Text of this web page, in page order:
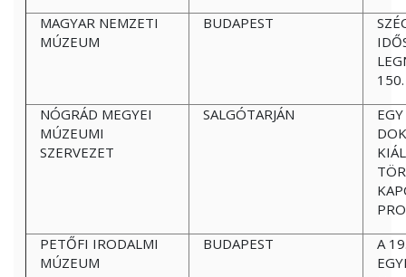
MAGYAR NEMZETI
MÚZEUM
BUDAPEST
NÓGRÁD MEGYEI
MÚZEUMI
SZERVEZET
SALGÓTARJÁN
PETŐFI IRODALMI
MÚZEUM
BUDAPEST
A